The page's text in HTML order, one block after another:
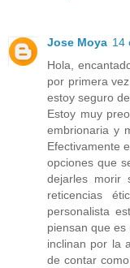
Jose Moya 14
Hola,
por primera
estoy seguro
Estoy muy
embrionaria y
Efectivamente
opciones que
dejarles morir
reticencias
personalista
piensan que
inclinan por la
de contar